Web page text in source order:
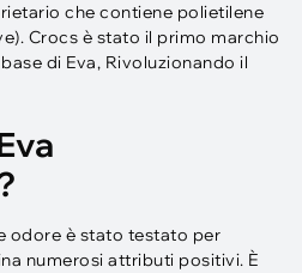
che contiene polietilene
Crocs è stato il primo marchio
di Eva, Rivoluzionando il
odore è stato testato per
numerosi attributi positivi. È